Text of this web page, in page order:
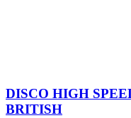
DISCO HIGH
BRITISH